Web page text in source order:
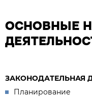
ОСНОВНЫЕ
ЗАКОНОДАТЕЛЬНАЯ
Планирование